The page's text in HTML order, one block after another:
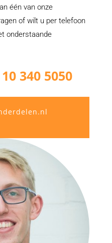
één van onze
of wilt u per telefoon
onderstaande
340 5050